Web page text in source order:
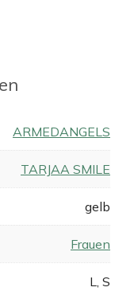
ARMEDANGELS
TARJAA SMILE
gelb
Frauen
L, S